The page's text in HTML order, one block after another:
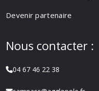
Devenir partenaire
Nous contacter :
04 67 46 22 38